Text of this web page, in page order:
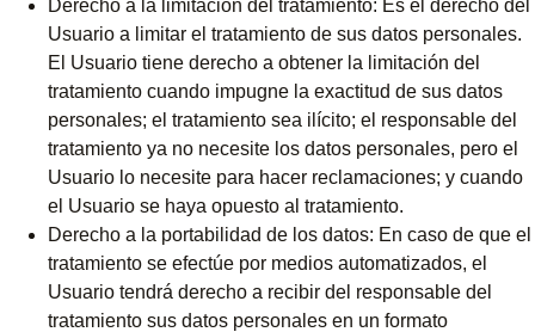
Derecho a la limitación del tratamiento: Es el derecho del
Usuario a limitar el tratamiento de sus datos personales.
El Usuario tiene derecho a obtener la limitación del
tratamiento cuando impugne la exactitud de sus datos
personales; el tratamiento sea ilícito; el responsable del
tratamiento ya no necesite los datos personales, pero el
Usuario lo necesite para hacer reclamaciones; y cuando
el Usuario se haya opuesto al tratamiento.
Derecho a la portabilidad de los datos: En caso de que el
tratamiento se efectúe por medios automatizados, el
Usuario tendrá derecho a recibir del responsable del
tratamiento sus datos personales en un formato